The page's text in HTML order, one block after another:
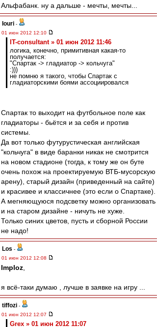
Альфабанк. ну а дальше - мечты, мечты...
Iouri -
01 июн 2012 12:10
IT-consultant » 01 июн 2012 11:46
логика, конечно, примитивная какая-то
получается:
"Спартак -> гладиатор -> кольчуга"
:)))
не помню я такого, чтобы Спартак с
гладиаторскими боями ассоциировался
Спартак то выходит на футбольное поле как
гладиаторы - бьётся и за себя и против
системы.
Да вот только футурустическая английская
"кольчуга" в виде баранки никак не смотрится
на новом стадионе (тогда, к тому же он буте
очень похож на проектируемую ВТБ-мусорскую
арену), старый дизайн (приведенный на сайте)
и красивее и классичнее (это если о Спартаке).
А мегняющуюся подсветку можно организовать
и на старом дизайне - ничуть не хуже.
Только синих цветов, пусть и сборной России
не надо!
Los -
01 июн 2012 12:08
Imploz
я всё-таки думаю , лучше в заявке на игру ...
tiffozi -
01 июн 2012 12:07
Grex » 01 июн 2012 11:07